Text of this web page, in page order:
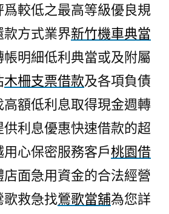
爲較低之最高等級優良規
方式業界新竹機車典當
明細低利典當或及附屬
木柵支票借款及各項負債
額低利息取得現金週轉
供利息優惠快速借款的超
心保密服務客戶桃園借
面急用資金的合法經營
歌救急找鶯歌當舖為您詳